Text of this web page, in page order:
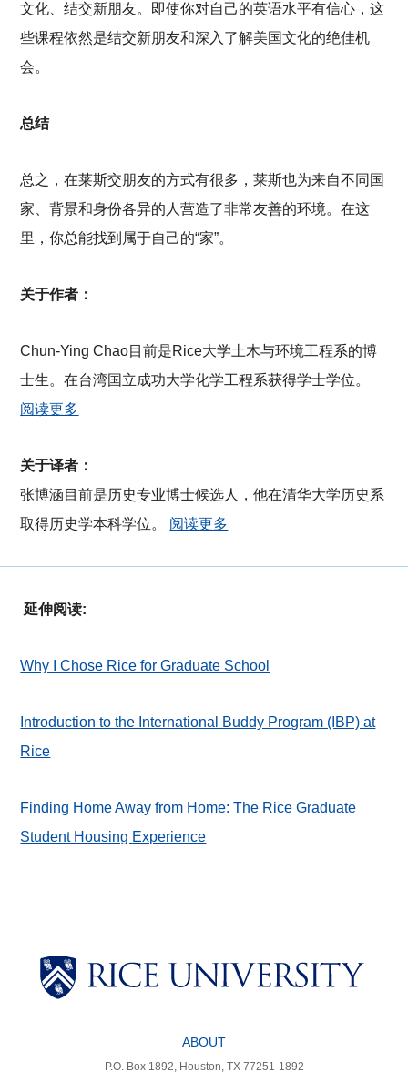
文化、结交新朋友。即使你对自己的英语水平有信心，这
些课程依然是结交新朋友和深入了解美国文化的绝佳机
会。
总结
总之，在莱斯交朋友的方式有很多，莱斯也为来自不同国
家、背景和身份各异的人营造了非常友善的环境。在这
里，你总能找到属于自己的“家”。
关于作者：
Chun-Ying Chao目前是Rice大学土木与环境工程系的博
士生。在台湾国立成功大学化学工程系获得学士学位。
阅读更多
关于译者：
张博涵目前是历史专业博士候选人，他在清华大学历史系
取得历史学本科学位。 阅读更多
延伸阅读:
Why I Chose Rice for Graduate School
Introduction to the International Buddy Program (IBP) at
Rice
Finding Home Away from Home: The Rice Graduate
Student Housing Experience
ABOUT
P.O. Box 1892, Houston, TX 77251-1892
Body
Body
Body
Body
Body